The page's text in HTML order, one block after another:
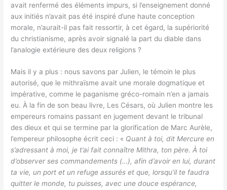
avait renfermé des éléments impurs, si l’enseignement donné
aux initiés n’avait pas été inspiré d’une haute conception
morale, n’aurait-il pas fait ressortir, à cet égard, la supériorité
du christianisme, après avoir signalé la part du diable dans
l’analogie extérieure des deux religions ?
Mais il y a plus : nous savons par Julien, le témoin le plus
autorisé, que le mithraïsme avait une morale dogmatique et
impérative, comme le paganisme gréco-romain n’en a jamais
eu. À la fin de son beau livre, Les Césars, où Julien montre les
empereurs romains passant en jugement devant le tribunal
des dieux et qui se termine par la glorification de Marc Aurèle,
l’empereur philosophe écrit ceci : « Quant à toi, dit Mercure en
s’adressant à moi, je t’ai fait connaître Mithra, ton père. À toi
d’observer ses commandements (…), afin d’avoir en lui, durant
ta vie, un port et un refuge assurés et que, lorsqu’il te faudra
quitter le monde, tu puisses, avec une douce espérance,